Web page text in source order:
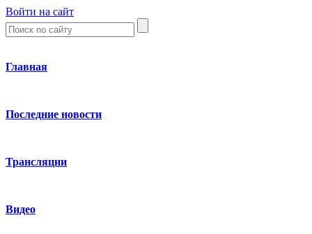
Войти на сайт
Главная
Последние новости
Трансляции
Видео